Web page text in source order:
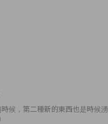
候，第二種新的東西也是時候湧